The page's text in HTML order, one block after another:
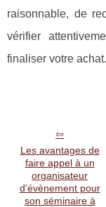
raisonnable, de
vérifier
finaliser votre achat.
Les avantages de
faire appel à un
organisateur
d'évènement pour
son séminaire à